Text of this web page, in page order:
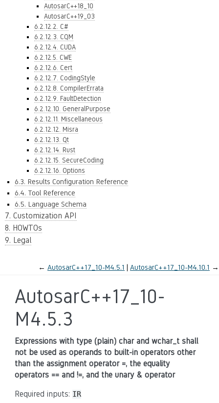
AutosarC++18_10
AutosarC++19_03
6.2.12.2. C#
6.2.12.3. CQM
6.2.12.4. CUDA
6.2.12.5. CWE
6.2.12.6. Cert
6.2.12.7. CodingStyle
6.2.12.8. CompilerErrata
6.2.12.9. FaultDetection
6.2.12.10. GeneralPurpose
6.2.12.11. Miscellaneous
6.2.12.12. Misra
6.2.12.13. Qt
6.2.12.14. Rust
6.2.12.15. SecureCoding
6.2.12.16. Options
6.3. Results Configuration Reference
6.4. Tool Reference
6.5. Language Schema
7. Customization API
8. HOWTOs
9. Legal
← AutosarC++17_10-M4.5.1 AutosarC++17_10-M4.10.1 →
AutosarC++17_10-
M4.5.3
Expressions with type (plain) char and wchar_t shall
not be used as operands to built-in operators other
than the assignment operator =, the equality
operators == and !=, and the unary & operator
Required inputs: IR